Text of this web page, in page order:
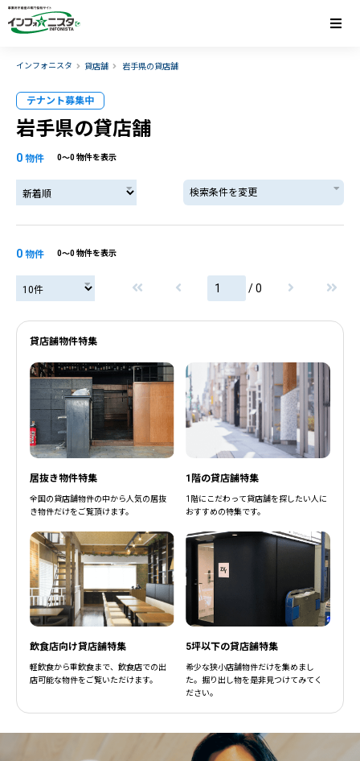
インフォニスタ 貸店舗 岩手県の貸店舗
テナント募集中
岩手県の貸店舗
0 物件 0〜0 物件を表示
検索条件を変更
0 物件 0〜0 物件を表示
/ 0
貸店舗物件特集
居抜き物件特集
全国の貸店舗物件の中から人気の居抜
き物件だけをご覧頂けます。
1階の貸店舗特集
1階にこだわって貸店舗を探したい人に
おすすめの特集です。
飲食店向け貸店舗特集
軽飲食から重飲食まで、飲食店での出
店可能な物件をご覧いただけます。
5坪以下の貸店舗特集
希少な狭小店舗物件だけを集めまし
た。掘り出し物を是非見つけてみてく
ださい。